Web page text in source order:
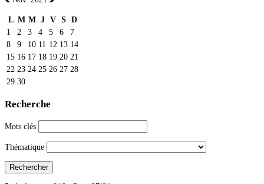
L M M J V S D
1
2 3 4 5 6
7
8
9 10 11 12 13 14
15 16 17 18 19 20 21
22 23 24 25 26 27 28
29 30
Recherche
Mots clés
Thématique